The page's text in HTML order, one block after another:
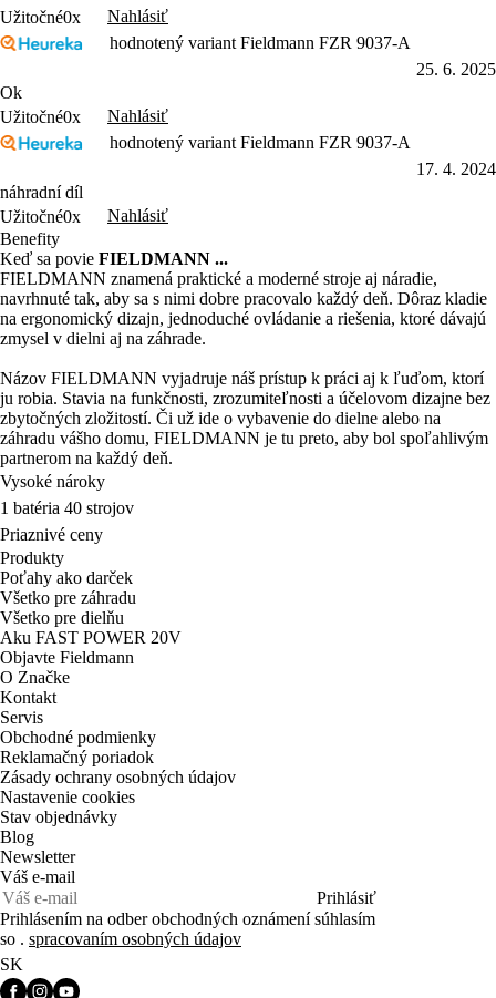
hodnotený variant Fieldmann FZR 9037-A
Užitočné
hodnotený variant Fieldmann FZR 9037-A
Užitočné0x
Benefity
Keď sa povie
FIELDMANN znamená praktické a moderné stroje aj náradie,
navrhnuté tak, aby sa s nimi dobre pracovalo každý deň. Dôraz kladie
na ergonomický dizajn, jednoduché ovládanie a riešenia, ktoré dávajú
zmysel v dielni aj na záhrade.
Názov FIELDMANN vyjadruje náš prístup k práci aj k ľuďom, ktorí
ju robia. Stavia na funkčnosti, zrozumiteľnosti a účelovom dizajne bez
zbytočných zložitostí. Či už ide o vybavenie do dielne alebo na
záhradu vášho domu, FIELDMANN je tu preto, aby bol spoľahlivým
partnerom na každý deň.
Vysoké nároky
1 batéria 40 strojov
Priaznivé ceny
Produkty
Poťahy ako darček
Všetko pre záhradu
Všetko pre dielňu
Aku FAST POWER 20V
Objavte Fieldmann
O Značke
Kontakt
Servis
Obchodné podmienky
Reklamačný poriadok
Zásady ochrany osobných údajov
Nastavenie cookies
Stav objednávky
Blog
Newsletter
Váš e-mail
Prihlásením na odber obchodných oznámení súhlasím
so . spracovaním osobných údajov
SK